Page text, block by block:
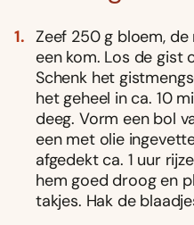
Zeef 250 g bloem,
een kom. Los de gist
Schenk het
het geheel in ca. 10
deeg. Vorm een bol
een met olie
afgedekt ca. 1 uur
hem goed droog en
takjes. Hak de